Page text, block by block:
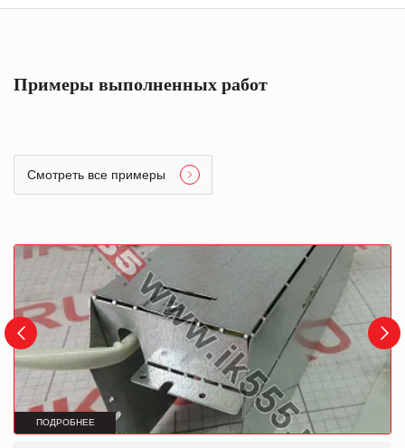
Примеры выполненных работ
Смотреть все примеры
ПОДРОБНЕЕ